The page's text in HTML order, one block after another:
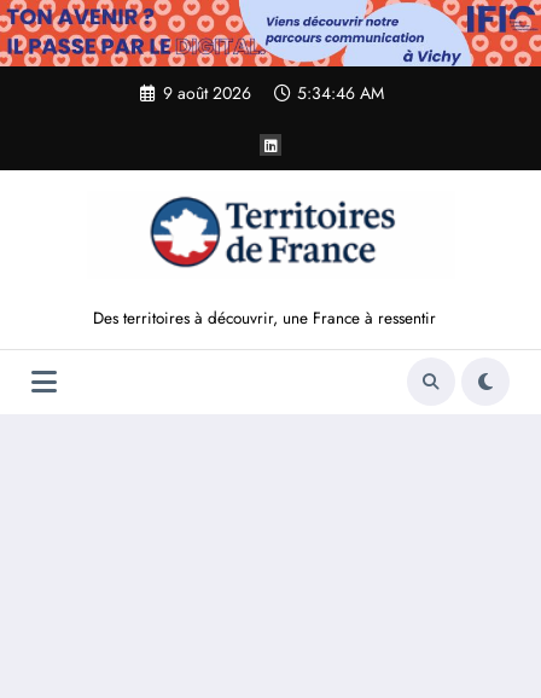
Aller
au
contenu
9 août 2026 5:34:47 AM
Des territoires à découvrir, une France à ressentir